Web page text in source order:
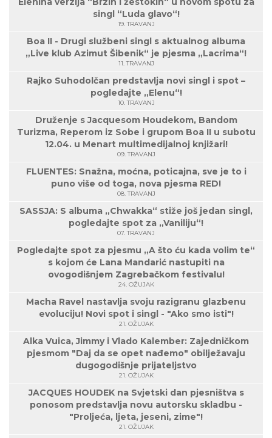
singl “Luda glavo“!
19. TRAVANJ
Boa II - Drugi službeni singl s aktualnog albuma
„Live klub Azimut Šibenik“ je pjesma „Lacrima“!
11. TRAVANJ
Rajko Suhodolčan predstavlja novi singl i spot –
pogledajte „Elenu“!
10. TRAVANJ
Druženje s Jacquesom Houdekom, Bandom
Turizma, Reperom iz Sobe i grupom Boa II u subotu
12.04. u Menart multimedijalnoj knjižari!
09. TRAVANJ
FLUENTES: Snažna, moćna, poticajna, sve je to i
puno više od toga, nova pjesma RED!
08. TRAVANJ
SASSJA: S albuma „Chwakka“ stiže još jedan singl,
pogledajte spot za „Vaniliju“!
07. TRAVANJ
Pogledajte spot za pjesmu „A što ću kada volim te“
s kojom će Lana Mandarić nastupiti na
ovogodišnjem Zagrebačkom festivalu!
24. OŽUJAK
Macha Ravel nastavlja svoju razigranu glazbenu
evoluciju! Novi spot i singl - "Ako smo isti"!
21. OŽUJAK
Alka Vuica, Jimmy i Vlado Kalember: Zajedničkom
pjesmom "Daj da se opet nađemo" obilježavaju
dugogodišnje prijateljstvo
21. OŽUJAK
JACQUES HOUDEK na Svjetski dan pjesništva s
ponosom predstavlja novu autorsku skladbu -
"Proljeća, ljeta, jeseni, zime"!
21. OŽUJAK